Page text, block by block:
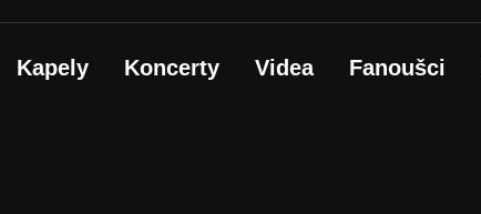
Kapely Koncerty Videa Fanoušci